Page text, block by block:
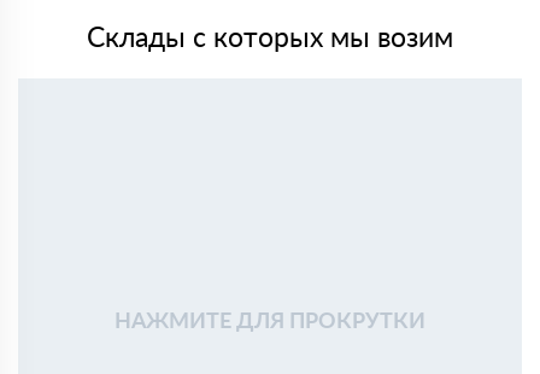
Склады с которых мы возим
НАЖМИТЕ ДЛЯ ПРОКРУТКИ